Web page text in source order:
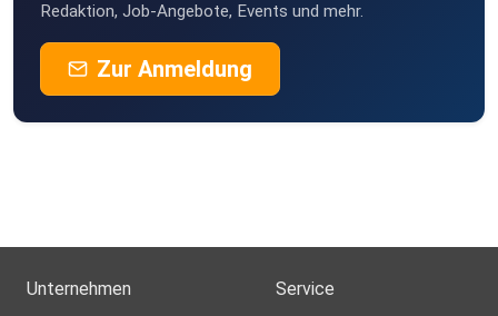
Redaktion, Job-Angebote, Events und mehr.
Zur Anmeldung
Unternehmen Service